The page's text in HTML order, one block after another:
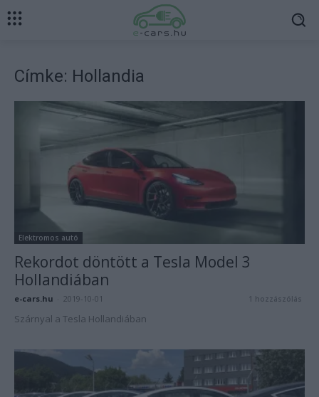
Címke: Hollandia
Elektromos autó
Rekordot döntött a Tesla Model 3
Hollandiában
e-cars.hu 2019-10-01 1 hozzászólás
Szárnyal a Tesla Hollandiában